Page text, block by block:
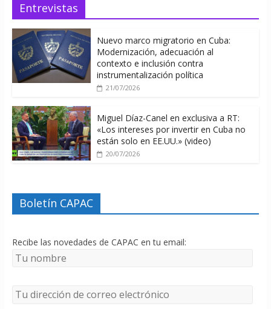
Entrevistas
Nuevo marco migratorio en Cuba:
Modernización, adecuación al
contexto e inclusión contra
instrumentalización política
21/07/2026
Miguel Díaz-Canel en exclusiva a RT:
«Los intereses por invertir en Cuba no
están solo en EE.UU.» (video)
20/07/2026
Boletín CAPAC
Recibe las novedades de CAPAC en tu email: